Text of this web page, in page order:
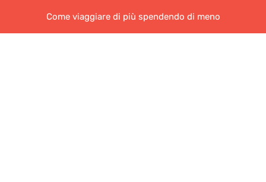
Come viaggiare di più spendendo di meno